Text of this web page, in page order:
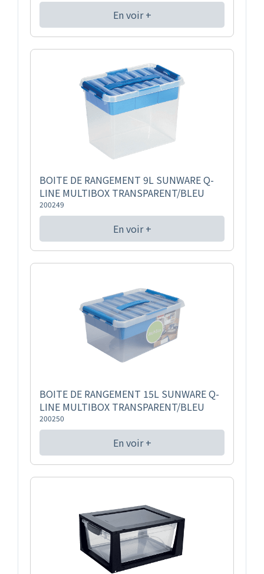
En voir +
BOITE DE RANGEMENT 9L SUNWARE Q-
LINE MULTIBOX TRANSPARENT/BLEU
200249
En voir +
BOITE DE RANGEMENT 15L SUNWARE Q-
LINE MULTIBOX TRANSPARENT/BLEU
200250
En voir +